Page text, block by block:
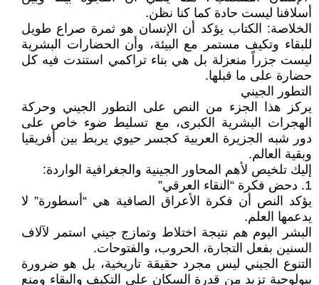
أسلافنا ليست حادة كما كنا نظن.
الخلاصة: الكتاب يؤكد أن الإنسان هو ثمرة صراع طويل
للبقاء وتكيف مستمر مع البيئة، وأن الحضارات البشرية
ليست جزراً منعزلة بل هي بناء تراكمي استندت فيه كل
حضارة على ما قبلها.
التطور الجيني
يركز هذا الجزء من النص على التطور الجيني وحركة
الهجرات البشرية الكبرى، مع تسليط ضوء خاص على
دور شبه الجزيرة العربية كجسر حيوي يربط بين أفريقيا
وبقية العالم.
إليك تلخيص لأهم المحاور الجينية والجغرافية الواردة:
1. دحض فكرة “النقاء العرقي”
يؤكد النص أن فكرة الأعراق الصافية هي “أسطورة” لا
يدعمها العلم.
البشر اليوم هم نتيجة اختلاط وتمازج جيني استمر لآلاف
السنين بفعل التجارة، الحروب، والفتوحات.
التنوع الجيني ليس مجرد حقيقة تاريخية، بل هو ضرورة
بيولوجية تزيد من قدرة السكان على التكيف والبقاء ومنع